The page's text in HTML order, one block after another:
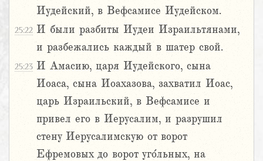
Иудейский, в Вефсамисе Иудейском.
25:22 И были разбиты Иудеи Израильтянами,
и разбежались каждый в шатер свой.
25:23 И Амасию, царя Иудейского, сына
Иоаса, сына Иоахазова, захватил Иоас,
царь Израильский, в Вефсамисе и
привел его в Иерусалим, и разрушил
стену Иерусалимскую от ворот
Ефремовых до ворот уго́льных, на